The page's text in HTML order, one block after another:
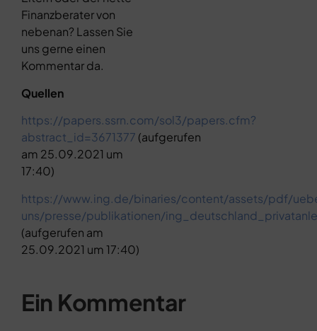
Finanzberater von
nebenan? Lassen Sie
uns gerne einen
Kommentar da.
Quellen
https://papers.ssrn.com/sol3/papers.cfm?
abstract_id=3671377 (aufgerufen
am 25.09.2021 um
17:40)
https://www.ing.de/binaries/content/assets/pdf/
uns/presse/publikationen/
(aufgerufen am
25.09.2021 um 17:40)
Ein Kommentar